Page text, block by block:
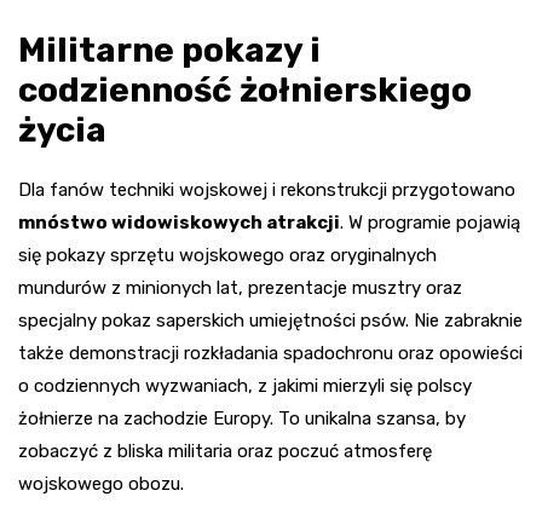
Militarne pokazy i
codzienność żołnierskiego
życia
Dla fanów techniki wojskowej i rekonstrukcji przygotowano
mnóstwo widowiskowych atrakcji. W programie pojawią
się pokazy sprzętu wojskowego oraz oryginalnych
mundurów z minionych lat, prezentacje musztry oraz
specjalny pokaz saperskich umiejętności psów. Nie zabraknie
także demonstracji rozkładania spadochronu oraz opowieści
o codziennych wyzwaniach, z jakimi mierzyli się polscy
żołnierze na zachodzie Europy. To unikalna szansa, by
zobaczyć z bliska militaria oraz poczuć atmosferę
wojskowego obozu.